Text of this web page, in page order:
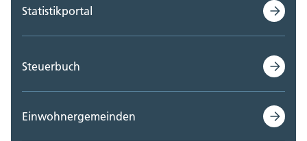
Statistikportal
Steuerbuch
Einwohnergemeinden